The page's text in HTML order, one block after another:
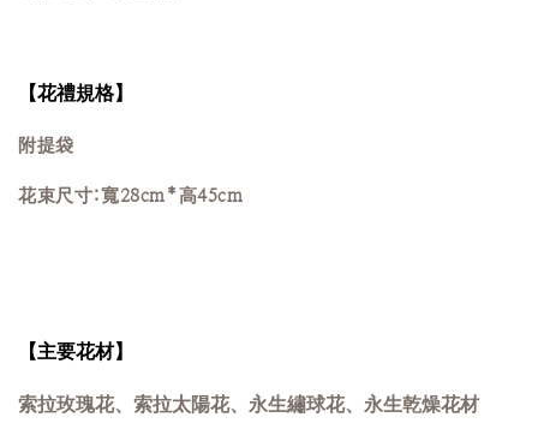
【花禮規格】
附提袋
花束尺寸:寬28cm*高45cm
【主要花材】
索拉玫瑰花、 索拉太陽花、 永生繡球花、永生乾燥花材